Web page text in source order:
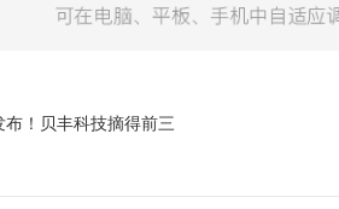
！贝丰科技摘得前三